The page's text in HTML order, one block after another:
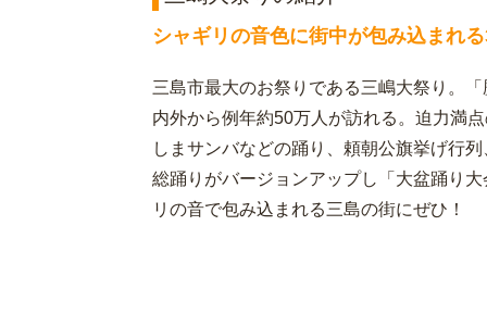
シャギリの音色に街中が包み込まれ
三島市最大のお祭りである三嶋大祭り。
内外から例年約50万人が訪れる。迫力満
しまサンバなどの踊り、頼朝公旗挙げ行
総踊りがバージョンアップし「大盆踊り
リの音で包み込まれる三島の街にぜひ！